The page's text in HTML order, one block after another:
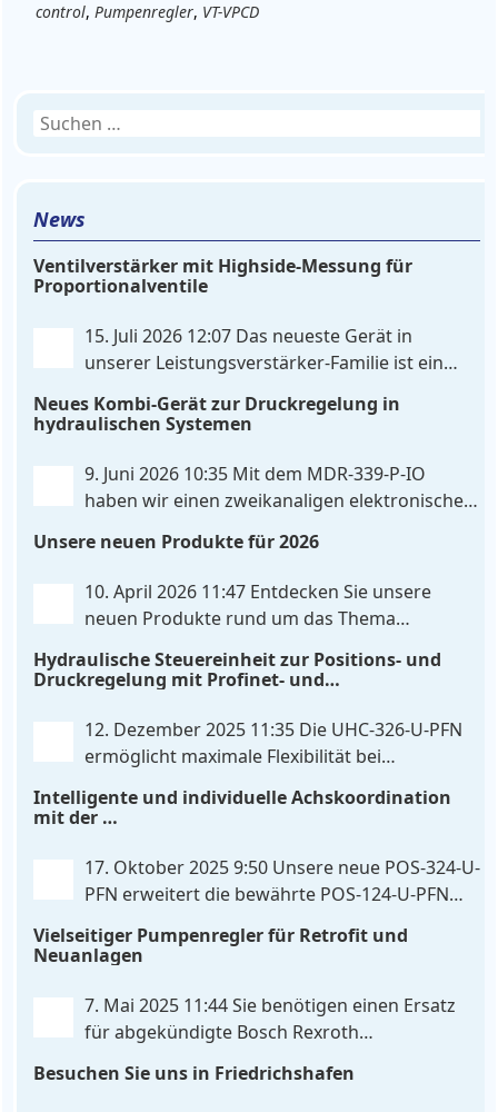
control, Pumpenregler, VT-VPCD
Suchen
News
Ventilverstärker mit Highside-Messung für
Proportionalventile
15. Juli 2026 12:07 Das neueste Gerät in
unserer Leistungsverstärker-Familie ist ein
Ventilverstärker mit Highside-Messung Zur
Differenzeingang, der flexibel für Sollwertsignale
von 0…10V oder 4…20mA konfiguriert werden kann.
Neues Kombi-Gerät zur Druckregelung in
hydraulischen Systemen
9. Juni 2026 10:35 Mit dem MDR‑339‑P‑IO
haben wir einen zweikanaligen elektronischen
IO‑Link‑Kommunikation direkt mit integrierten
Leistungsendstufen vereint – eine Kombination, die
es so bislang nicht gibt. Die Anbindung an die
Unsere neuen Produkte für 2026
10. April 2026 11:47 Entdecken Sie unsere
neuen Produkte rund um das Thema
machen Ihre Anlagen noch effizienter, zuverlässiger
Positionier- und Gleichlaufregelbaugruppe UHC-
326-U-PFN Hydraulisches Steuergerät zur Positions-
Hydraulische Steuereinheit zur Positions- und
Druckregelung mit Profinet- und
12. Dezember 2025 11:35 Die UHC-326-U-PFN
ermöglicht maximale Flexibilität bei
Funktion der UHC-126-U-PFN bleibt erhalten,
Anpassungsmöglichkeiten. Die UHC-326-U-PFN ist
ein hydraulisches Steuergerät zur genauen
. . .
Intelligente und individuelle Achskoordination
mit der
17. Oktober 2025 9:50 Unsere neue POS-324-U-
PFN erweitert die bewährte POS-124-U-PFN
Achskoordination und individuelle
und integrierten Simulationsmodus. Zusätzlich zur
bewährten Gleichlaufregelung, die eine präzise und
Vielseitiger Pumpenregler für Retrofit und
Neuanlagen
7. Mai 2025 11:44Sie benötigen einen Ersatz
für abgekündigte Bosch Rexroth
neue Pumpenregler PQP-179-P ist eine vielseitige
Besuchen Sie uns in Friedrichshafen